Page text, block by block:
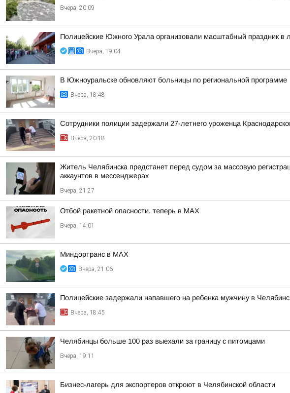
Вчера, 20:09
Полицейские Южного Урала организовали масштабный праздник в
Вчера, 19:04
В Южноуральске обновляют больницы по региональной программе
Вчера, 18:48
Сотрудники полиции задержали 27-летнего уроженца
Вчера, 20:18
Житель Челябинска предстанет перед судом за массовую
аккаунтов в мессенджерах
Вчера, 21:27
Отбой ракетной опасности. теперь в MAX
Вчера, 14:01
Миндортранс в MAX
Вчера, 21:06
Полицейские задержали напавшего на ребенка мужчину в
Вчера, 18:45
Челябинцы больше 100 раз выехали за границу с питомцами
Вчера, 19:11
Бизнес-лагерь для экспортеров откроют в Челябинской области